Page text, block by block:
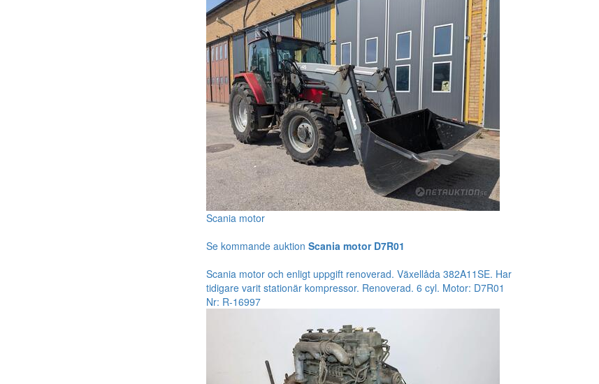
Scania motor
Se kommande auktion Scania motor D7R01
Scania motor och enligt uppgift renoverad. Växellåda 382A11SE. Har
tidigare varit stationär kompressor. Renoverad. 6 cyl. Motor: D7R01
Nr: R-16997